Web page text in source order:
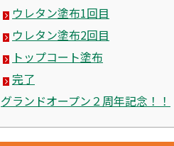
ウレタン塗布1回目
ウレタン塗布2回目
トップコート塗布
完了
グランドオープン２周年記念！！